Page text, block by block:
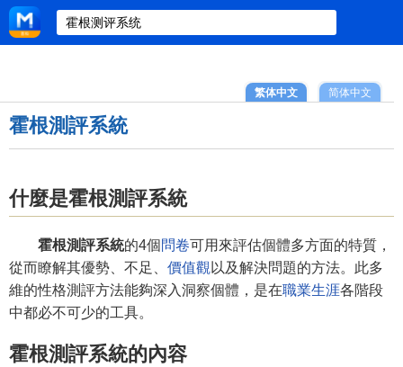
简体中文
繁体中文
霍根測評系統
什麼是霍根測評系統
霍根測評系統的4個問卷可用來評估個體多方面的特質，
從而瞭解其優勢、不足、 價值觀 以及解決問題的方法。此多
維的性格測評方法能夠深入洞察個體，是在職業生涯各階段
中都必不可少的工具。
霍根測評系統的內容